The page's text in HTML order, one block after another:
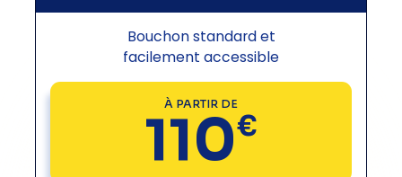
Bouchon standard et
facilement accessible
À PARTIR DE
110€